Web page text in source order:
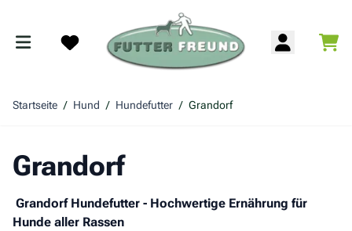
Startseite / Hund / Hundefutter / Grandorf
Grandorf
Grandorf Hundefutter - Hochwertige Ernährung für
Hunde aller Rassen